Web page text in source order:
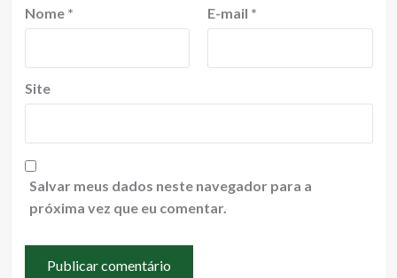
Nome * E-mail *
Site
Salvar meus dados neste navegador para a
próxima vez que eu comentar.